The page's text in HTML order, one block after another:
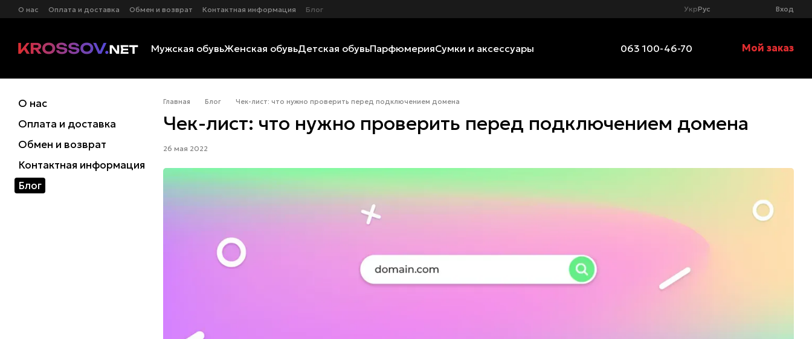
Перейти к основному контенту
О нас Оплата и доставка Обмен и возврат Контактная информация Блог УкрРус Вход
Мужская обувьЖенская обувьДетская обувьПарфюмерияСумки и аксессуары 063 100-46-70 Мой заказ
Главная Блог Чек-лист: что нужно проверить перед подключением домена
Чек-лист: что нужно проверить перед подключением домена
26 мая 2022
О нас
Оплата и доставка
Обмен и возврат
Контактная информация
Блог